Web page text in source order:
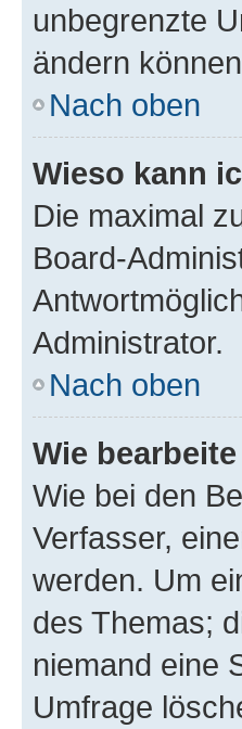
unbegrenzte
ändern
Nach oben
Wieso kann
Die maximal
Board-
Administrator.
Nach oben
Wie
Wie bei den
Verfasser,
werden. Um
des Themas;
niemand eine
Umfrage